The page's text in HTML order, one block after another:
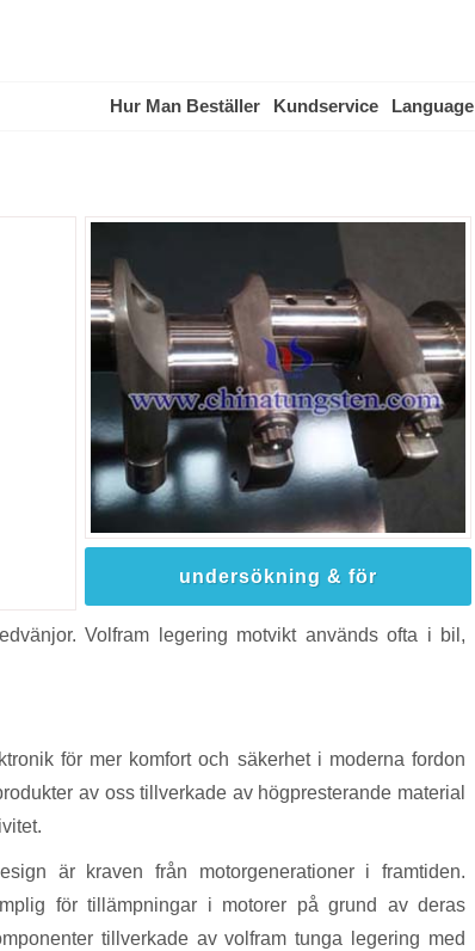
Hur Man Beställer Kundservice Language
undersökning & för
Volfram legering motvikt används ofta i bil,
för mer komfort och säkerhet i moderna fordon
av oss tillverkade av högpresterande material
är kraven från motorgenerationer i framtiden.
för tillämpningar i motorer på grund av deras
tillverkade av volfram tunga legering med